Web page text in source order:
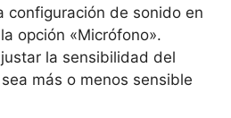
configuración de sonido en
opción «Micrófono».
la sensibilidad del
más o menos sensible